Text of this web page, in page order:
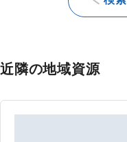
近隣の地域資源